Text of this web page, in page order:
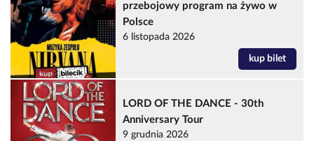
przebojowy program na żywo w
Polsce
6 listopada 2026
kup bilet
LORD OF THE DANCE - 30th
Anniversary Tour
9 grudnia 2026